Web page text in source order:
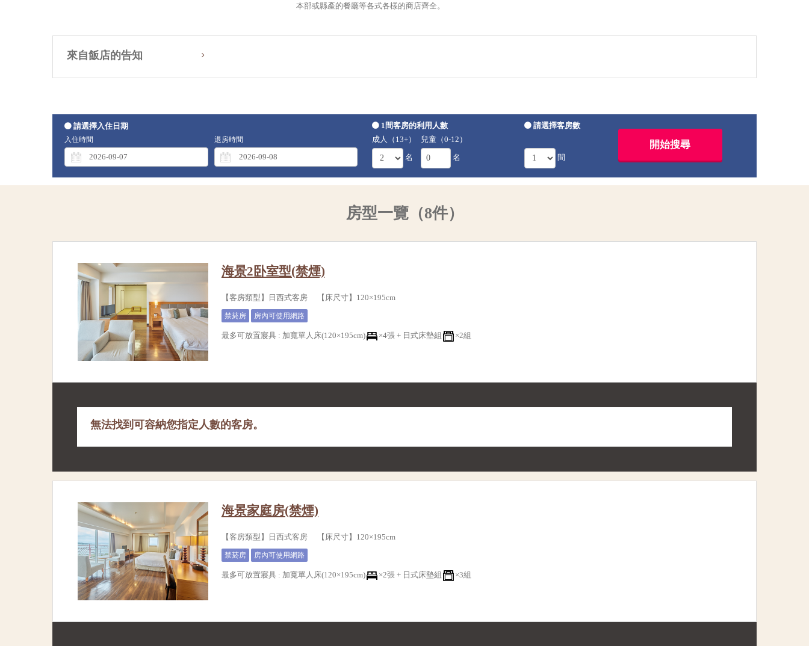
本部或縣產的餐廳等各式各樣的商店齊全。
來自飯店的告知
請選擇入住日期
入住時間 退房時間
1間客房的利用人數
成人（13+）
名
兒童（0-12）
名
請選擇客房數
間
房型一覽（8件）
海景2卧室型(禁煙)
【客房類型】日西式客房 【床尺寸】120×195cm
禁菸房 房內可使用網路
最多可放置寢具: 加寬單人床(120×195cm) ×4張 + 日式床墊組 ×2組
無法找到可容納您指定人數的客房。
海景家庭房(禁煙)
【客房類型】日西式客房 【床尺寸】120×195cm
禁菸房 房內可使用網路
最多可放置寢具: 加寬單人床(120×195cm) ×2張 + 日式床墊組 ×3組